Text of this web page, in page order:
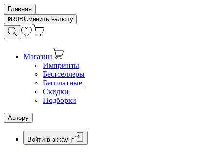
Главная
RUBСменить валюту
Магазин
Импринты
Бестселлеры
Бесплатные
Скидки
Подборки
Автору
Войти в аккаунт